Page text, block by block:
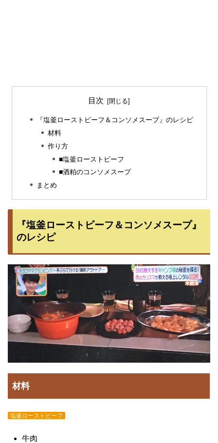
目次
『塩釜ローストビーフ＆コンソメスープ』のレシピ
材料
作り方
■塩釜ローストビーフ
■酒粕のコンソメスープ
まとめ
『塩釜ローストビーフ＆コンソメスープ』
のレシピ
材料
塩釜ローストビーフ
牛肉